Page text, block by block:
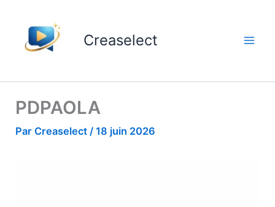
contenu
Creaselect
PDPAOLA
Par Creaselect/18 juin 2026